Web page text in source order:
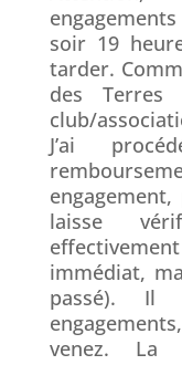
soir 19
tarder.
des Terres
club/
J’ai
laisse
immédiat,
passé). Il
venez. La